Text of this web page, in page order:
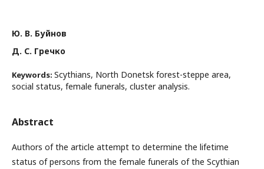
Ю. В. Буйнов
Д. С. Гречко
Keywords: Scythians, North Donetsk forest-steppe area,
social status, female funerals, cluster analysis.
Abstract
Authors of the article attempt to determine the lifetime
status of persons from the female funerals of the Scythian